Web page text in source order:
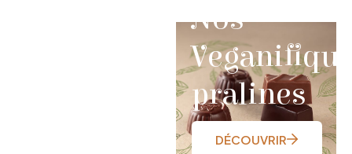
Nos
pralines
DÉCOUVRIR